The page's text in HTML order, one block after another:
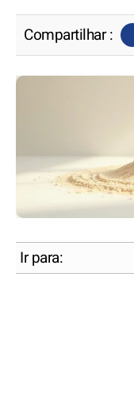
Compartilhar :
Ir para: